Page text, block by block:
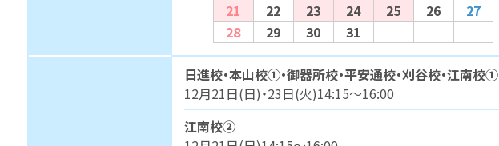
21
22 23 24 25 26
27
28
29 30 31
日進校・本山校①・御器所校・平安通校・刈谷校・江南校①
12月21日(日)・23日(火)14:15～16:00
江南校②